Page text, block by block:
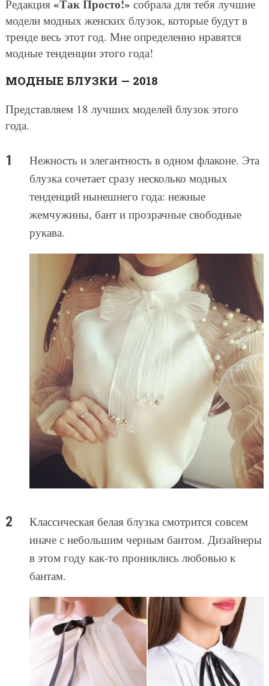
Редакция «Так Просто!» собрала для тебя лучшие
модели модных женских блузок, которые будут в
тренде весь этот год. Мне определенно нравятся
модные тенденции этого года!
МОДНЫЕ БЛУЗКИ — 2018
Представляем 18 лучших моделей блузок этого
года.
Нежность и элегантность в одном флаконе. Эта
блузка сочетает сразу несколько модных
тенденций нынешнего года: нежные
жемчужины, бант и прозрачные свободные
рукава.
Классическая белая блузка смотрится совсем
иначе с небольшим черным бантом. Дизайнеры
в этом году как-то прониклись любовью к
бантам.